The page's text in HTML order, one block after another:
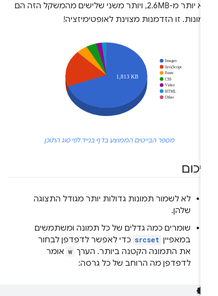
הוא יותר מ-2.6MB, ויותר משני שלישים מהמשקל הזה הם
זו הזדמנות מצוינת לאופטימיזציה!
מספר הבייטים הממוצע בדף בנייד לפי סוג התוכן
לא לשמור תמונות גדולות יותר מגודל התצוגה
שלהן.
שומרים כמה גדלים של כל תמונה ומשתמשים
במאפיין srcset כדי לאפשר לדפדפן לבחור
את התמונה הקטנה ביותר. הערך w אומר
לדפדפן מה הרוחב של כל גרסה: